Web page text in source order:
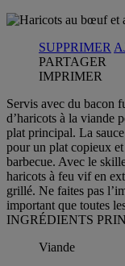
SUPPRIMER
PARTAGER
IMPRIMER
Servis avec du bacon
d’haricots à la viande
plat principal. La sauce
pour un plat copieux
barbecue. Avec le
haricots à feu vif en
grillé. Ne faites pas
important que toutes
INGRÉDIENTS
Viande